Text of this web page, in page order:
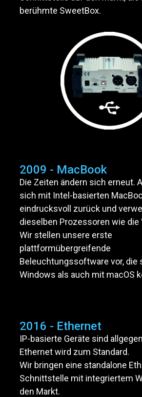
berühmte SweetBox.
2009 - MacBook
Die Zeiten ändern sich erneut.
sich mit Intel-basierten
eindrucksvoll zurück und
dieselben Prozessoren wie die
Wir stellen unsere erste
plattformübergreifende
Beleuchtungssoftware vor, die
Windows als auch mit macOS
2016 - Ethernet
IP-basierte Geräte sind
Ethernet wird zum Standard.
Wir bringen eine standalone
Schnittstelle mit integriertem
den Markt.